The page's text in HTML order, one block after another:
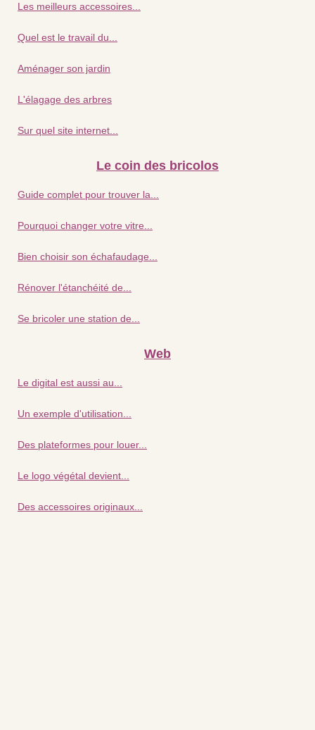
Les meilleurs accessoires...
Quel est le travail du...
Aménager son jardin
L'élagage des arbres
Sur quel site internet...
Le coin des bricolos
Guide complet pour trouver la...
Pourquoi changer votre vitre...
Bien choisir son échafaudage...
Rénover l'étanchéité de...
Se bricoler une station de...
Web
Le digital est aussi au...
Un exemple d'utilisation...
Des plateformes pour louer...
Le logo végétal devient...
Des accessoires originaux...